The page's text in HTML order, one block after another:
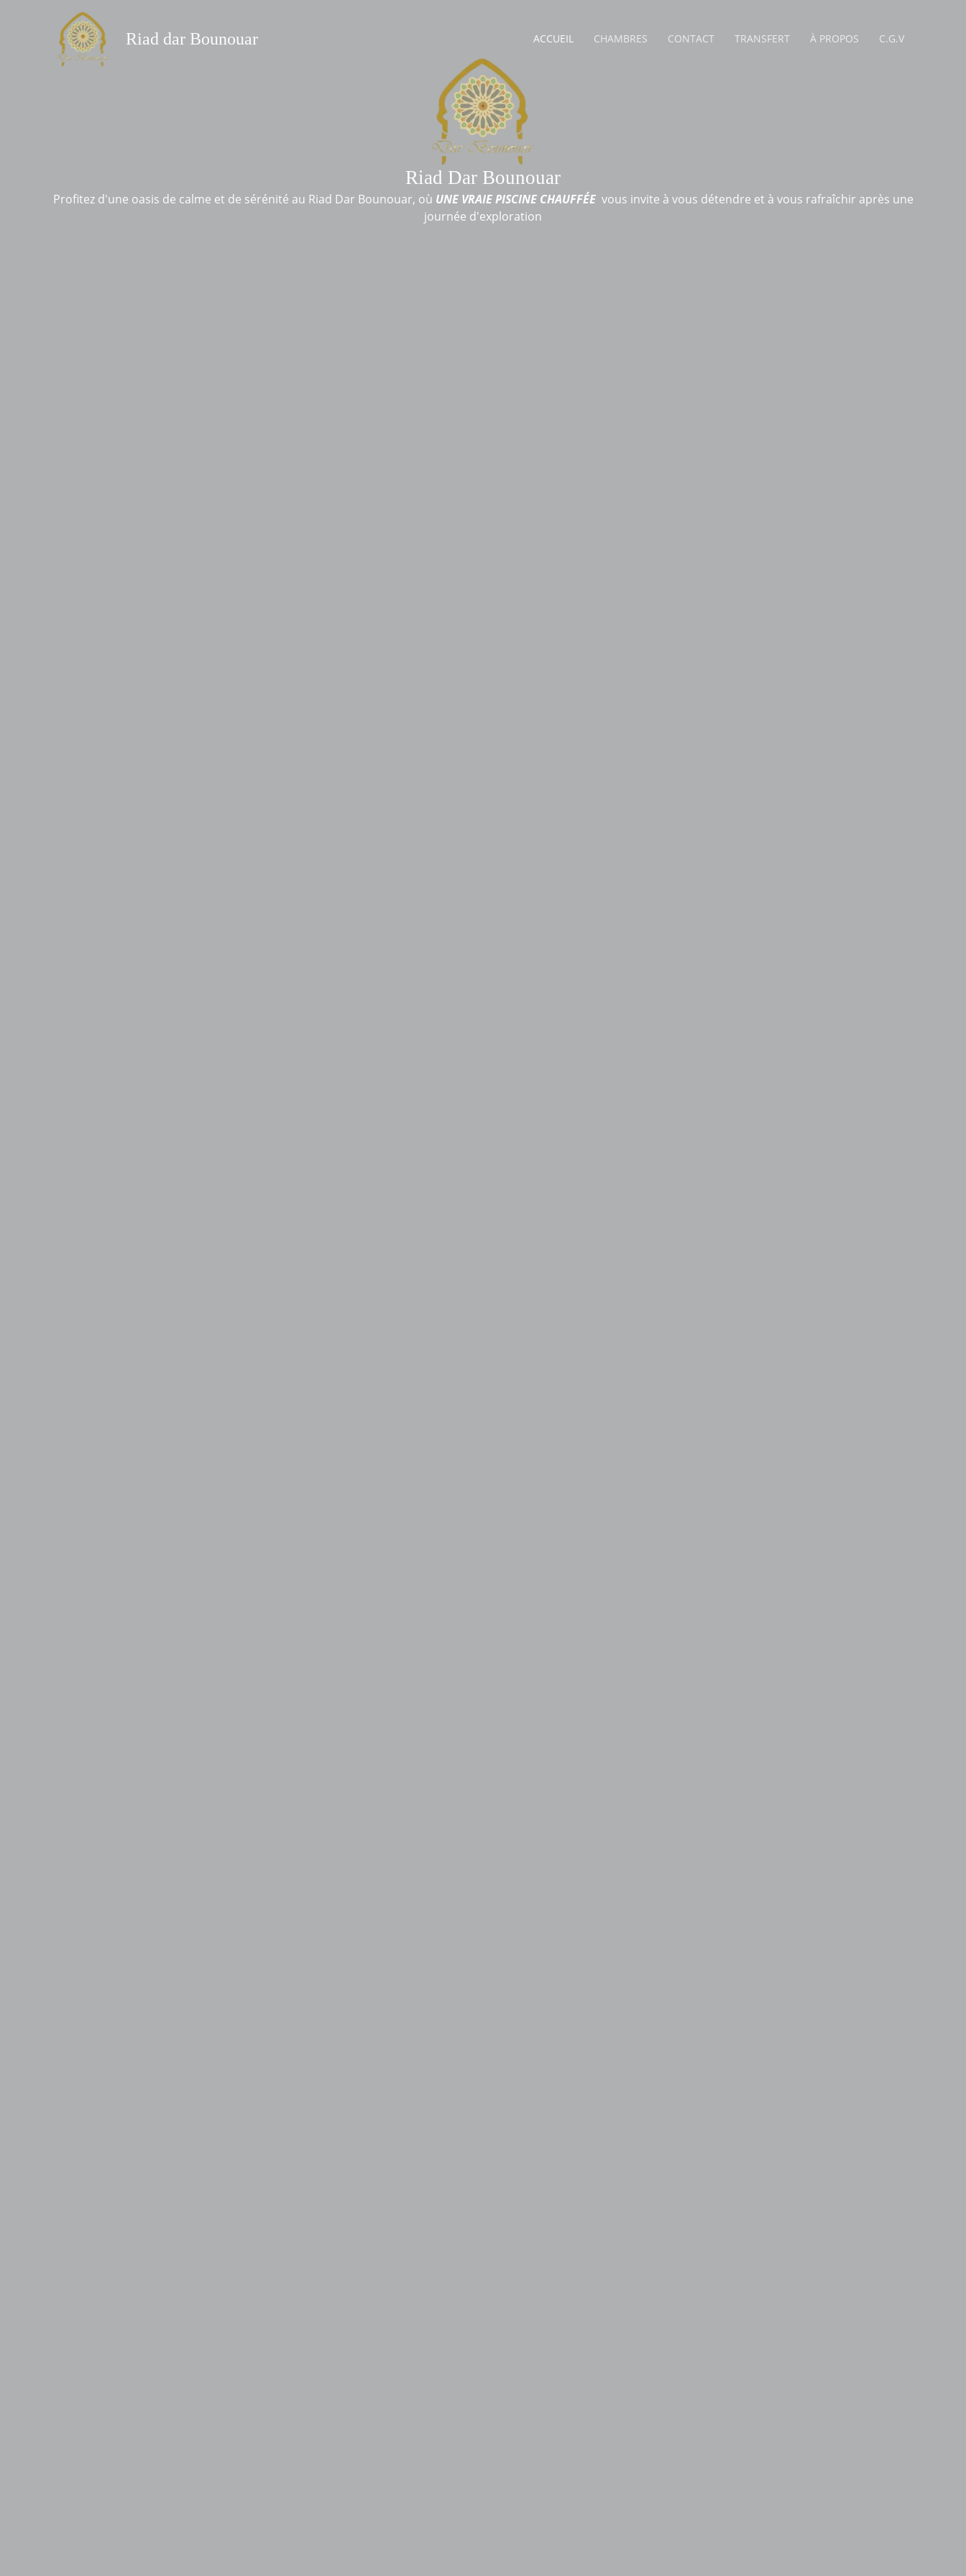
Riad dar Bounouar ACCUEIL CHAMBRES CONTACT TRANSFERT À PROPOS C.G.V
Riad Dar Bounouar
Profitez d'une oasis de calme et de sérénité au Riad Dar Bounouar, où UNE VRAIE PISCINE CHAUFFÉE vous invite à vous détendre et à vous rafraîchir après une
journée d'exploration